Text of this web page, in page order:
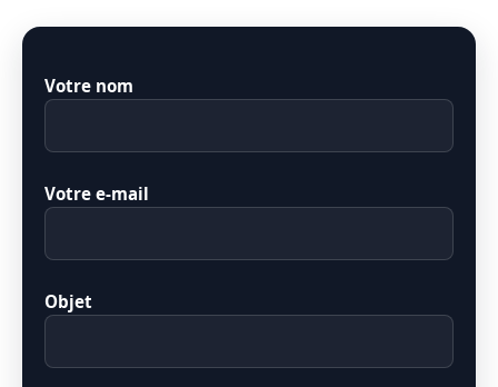
Votre nom
Votre e-mail
Objet